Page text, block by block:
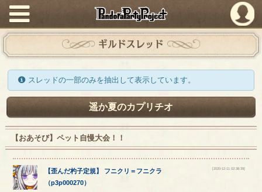
PandoraPartyProject
ギルドスレッド
スレッドの一部のみを抽出して表示しています。
遥か夏のカプリチオ
【おあそび】ペット自慢大会！！
【歪んだ杓子定規】 フニクリ ＝ フニクラ
（p3p000270）
[2020-12-11 02:38:39]